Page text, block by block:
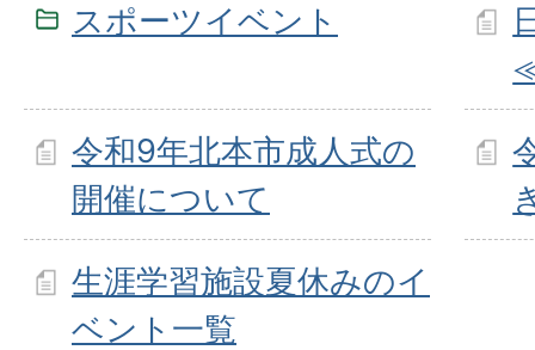
スポーツイベント
令和9年北本市成人式の
開催について
生涯学習施設夏休みのイ
ベント一覧